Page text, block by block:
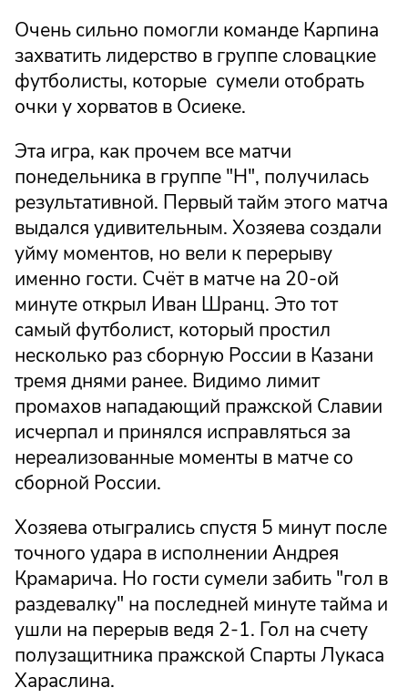
Очень сильно помогли команде Карпина
захватить лидерство в группе словацкие
футболисты, которые сумели отобрать
очки у хорватов в Осиеке.
Эта игра, как прочем все матчи
понедельника в группе "Н", получилась
результативной. Первый тайм этого матча
выдался удивительным. Хозяева создали
уйму моментов, но вели к перерыву
именно гости. Счёт в матче на 20-ой
минуте открыл Иван Шранц. Это тот
самый футболист, который простил
несколько раз сборную России в Казани
тремя днями ранее. Видимо лимит
промахов нападающий пражской Славии
исчерпал и принялся исправляться за
нереализованные моменты в матче со
сборной России.
Хозяева отыгрались спустя 5 минут после
точного удара в исполнении Андрея
Крамарича. Но гости сумели забить "гол в
раздевалку" на последней минуте тайма и
ушли на перерыв ведя 2-1. Гол на счету
полузащитника пражской Спарты Лукаса
Хараслина.